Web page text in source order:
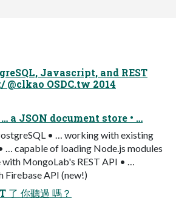
Javascript, and REST
OSDC.tw 2014
… a JSON document store • …
• … working with existing
… capable of loading Node.js modules
MongoLab's REST API • …
Firebase API (new!)
了 你聽過 嗎？